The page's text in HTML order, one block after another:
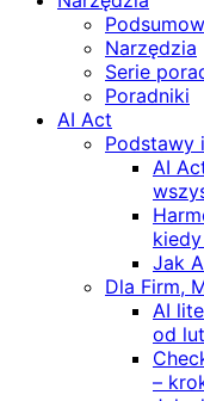
Narzędzia
Serie
Poradniki
AI Act
Podstawy
AI
Jak
Dla Firm,
AI
od
–